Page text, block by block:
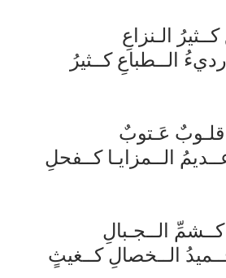
الـنزاعِ
كــثيرُ
عَـتوبٌ
كــفحلِ
الــجـبالِ
كــغيثٍ